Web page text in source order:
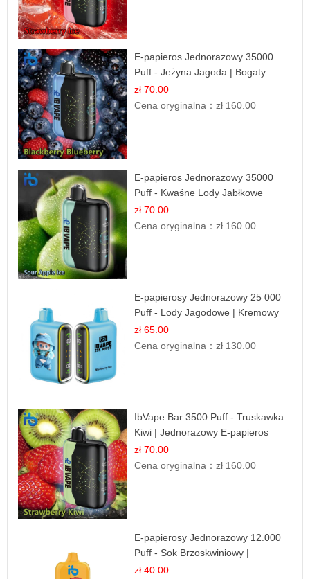
E-papieros Jednorazowy 35000
Puff - Jeżyna Jagoda | Bogaty
Smak Leśnych Owoców
zł 70.00
Cena oryginalna：zł 160.00
E-papieros Jednorazowy 35000
Puff - Kwaśne Lody Jabłkowe
zł 70.00
Cena oryginalna：zł 160.00
E-papierosy Jednorazowy 25 000
Puff - Lody Jagodowe | Kremowy
Smak
zł 65.00
Cena oryginalna：zł 130.00
IbVape Bar 3500 Puff - Truskawka
Kiwi | Jednorazowy E-papieros
zł 70.00
Cena oryginalna：zł 160.00
E-papierosy Jednorazowy 12.000
Puff - Sok Brzoskwiniowy |
Owocowa Świeżość
zł 40.00